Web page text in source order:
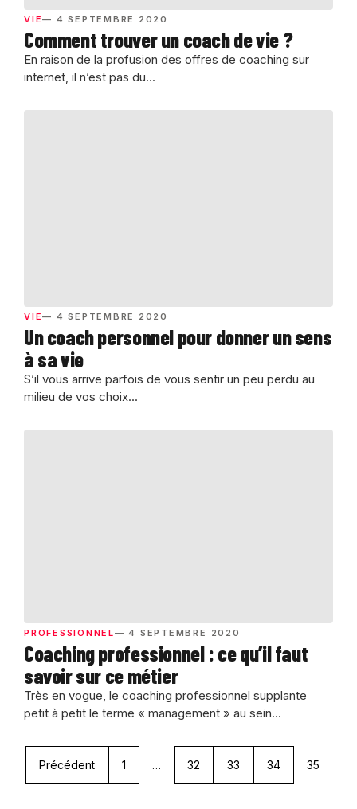
VIE— 4 SEPTEMBRE 2020
Comment trouver un coach de vie ?
En raison de la profusion des offres de coaching sur
internet, il n’est pas du...
VIE— 4 SEPTEMBRE 2020
Un coach personnel pour donner un sens
à sa vie
S’il vous arrive parfois de vous sentir un peu perdu au
milieu de vos choix...
PROFESSIONNEL— 4 SEPTEMBRE 2020
Coaching professionnel : ce qu’il faut
savoir sur ce métier
Très en vogue, le coaching professionnel supplante
petit à petit le terme « management » au sein...
Précédent 1 … 32 33 34 35